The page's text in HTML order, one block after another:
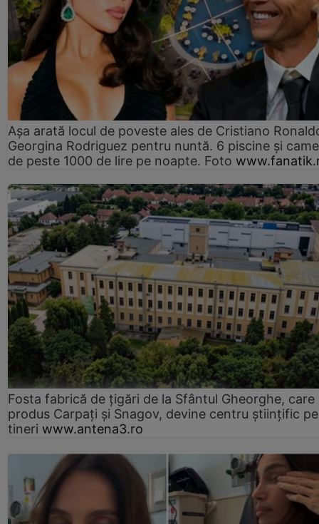
Așa arată locul de poveste ales de Cristiano
Georgina Rodriguez pentru nuntă. 6 piscine și
de peste 1000 de lire pe noapte. Foto
Fosta fabrică de țigări de la Sfântul Gheorghe, care
produs Carpați și Snagov, devine centru științific
tineri www.antena3.ro